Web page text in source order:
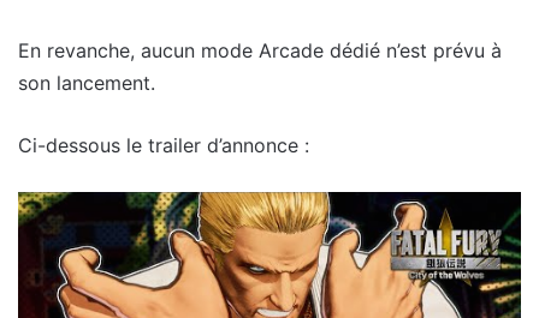
En revanche, aucun mode Arcade dédié n’est prévu à
son lancement.
Ci-dessous le trailer d’annonce :